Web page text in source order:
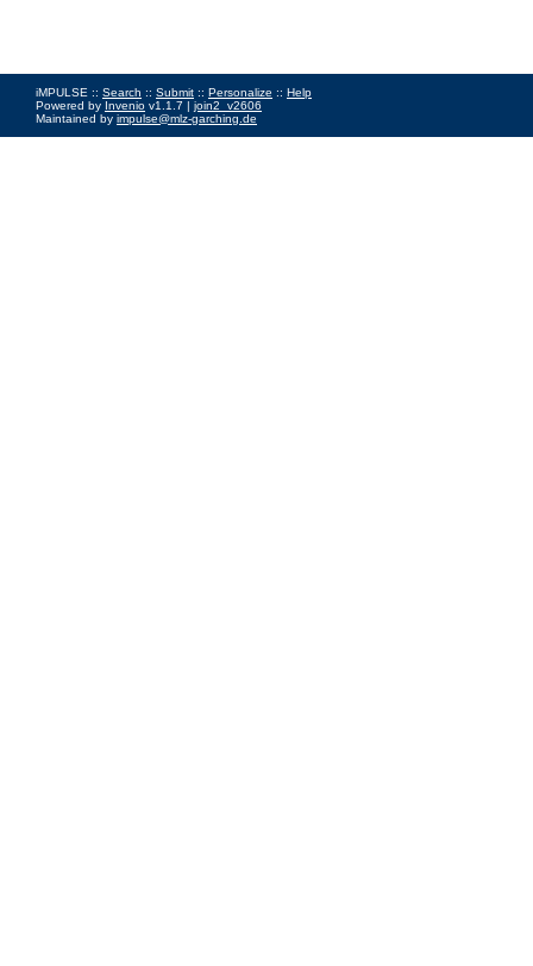
iMPULSE :: Search :: Submit :: Personalize :: Help
Powered by Invenio v1.1.7 | join2_v2606
Maintained by impulse@mlz-garching.de